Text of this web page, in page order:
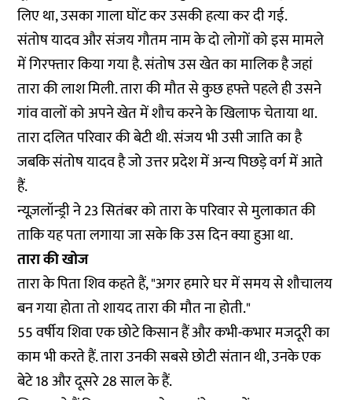
लिए था, उसका गाला घोंट कर उसकी हत्या कर दी गई.
संतोष यादव और संजय गौतम नाम के दो लोगों को इस मामले
में गिरफ्तार किया गया है. संतोष उस खेत का मालिक है जहां
तारा की लाश मिली. तारा की मौत से कुछ हफ्ते पहले ही उसने
गांव वालों को अपने खेत में शौच करने के खिलाफ चेताया था.
तारा दलित परिवार की बेटी थी. संजय भी उसी जाति का है
जबकि संतोष यादव है जो उत्तर प्रदेश में अन्य पिछड़े वर्ग में आते
हैं.
न्यूज़लॉन्ड्री ने 23 सितंबर को तारा के परिवार से मुलाकात की
ताकि यह पता लगाया जा सके कि उस दिन क्या हुआ था.
तारा की खोज
तारा के पिता शिव कहते हैं, "अगर हमारे घर में समय से शौचालय
बन गया होता तो शायद तारा की मौत ना होती."
55 वर्षीय शिवा एक छोटे किसान हैं और कभी-कभार मजदूरी का
काम भी करते हैं. तारा उनकी सबसे छोटी संतान थी, उनके एक
बेटे 18 और दूसरे 28 साल के हैं.